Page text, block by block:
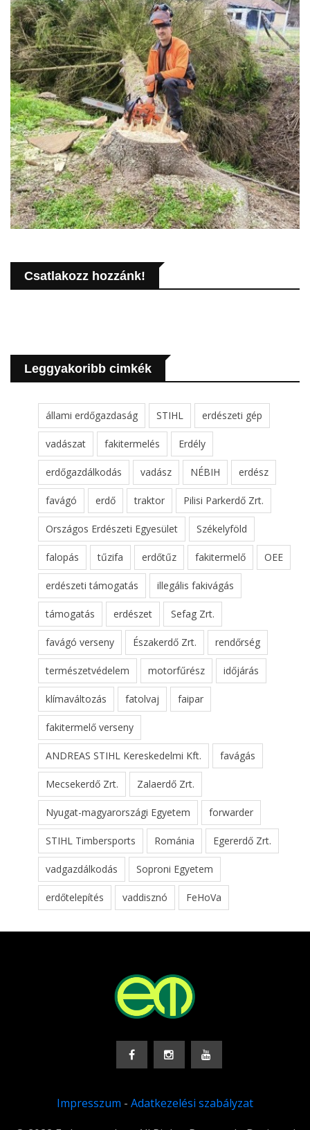
Csatlakozz hozzánk!
Leggyakoribb cimkék
állami erdőgazdaság STIHL erdészeti gép
vadászat fakitermelés Erdély
erdőgazdálkodás vadász NÉBIH erdész
favágó erdő traktor Pilisi Parkerdő Zrt.
Országos Erdészeti Egyesület Székelyföld
falopás tűzifa erdőtűz fakitermelő OEE
erdészeti támogatás illegális fakivágás
támogatás erdészet Sefag Zrt.
favágó verseny Északerdő Zrt. rendőrség
természetvédelem motorfűrész időjárás
klímaváltozás fatolvaj faipar
fakitermelő verseny
ANDREAS STIHL Kereskedelmi Kft. favágás
Mecsekerdő Zrt. Zalaerdő Zrt.
Nyugat-magyarországi Egyetem forwarder
STIHL Timbersports Románia Egererdő Zrt.
vadgazdálkodás Soproni Egyetem
erdőtelepítés vaddisznó FeHoVa
Impresszum - Adatkezelési szabályzat